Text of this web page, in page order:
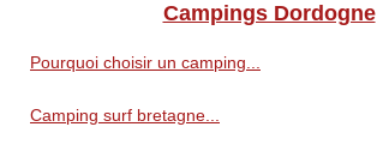
Campings Dordogne
Pourquoi choisir un camping...
Camping surf bretagne...